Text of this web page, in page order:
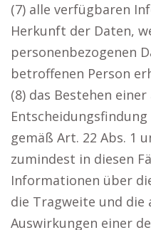
(7) alle verfügbaren
Herkunft der Daten,
personenbezogenen
betroffenen Person
(8) das Bestehen
gemäß Art. 22 Abs. 1
zumindest in diesen
Informationen über
die Tragweite und die
Auswirkungen einer